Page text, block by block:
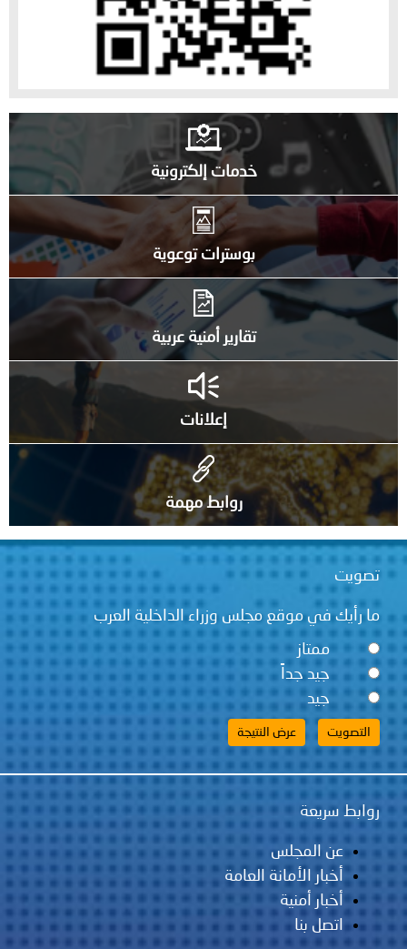
خدمات إلكترونية
بوسترات توعوية
تقارير أمنية عربية
إعلانات
روابط مهمة
تصويت
ما رأيك في موقع مجلس وزراء الداخلية العرب
ممتاز
جيد جداً
جيد
روابط سريعة
عن المجلس
أخبار الأمانة العامة
أخبار أمنية
اتصل بنا